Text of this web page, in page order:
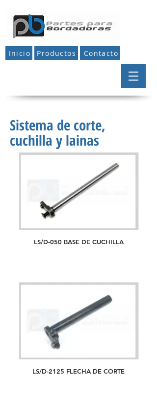
Inicio Productos Contacto
Sistema de corte,
cuchilla y lainas
LS/D-050 BASE DE CUCHILLA
LS/D-2125 FLECHA DE CORTE